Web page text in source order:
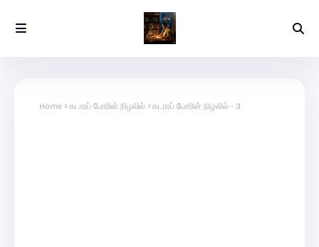
Home கடாரப் போரின் நிழலில் கடாரப் போரின் நிழலில் - 3